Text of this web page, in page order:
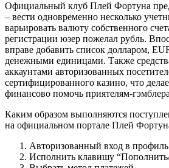
Официальный клуб Плей Фортуна
– вести одновременно несколько
варьировать валюту собственного
регистрации юзер пожелал рубль.
вправе добавить список долларом,
денежными единицами. Также
аккаунтами авторизованных
сертифицированного казино, что
финансово помочь приятелям-
Каким образом выполняются
на официальном портале Плей
Авторизованный вход в
Исполнить клавишу